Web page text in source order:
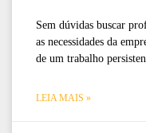
Sem dúvidas buscar
as necessidades da
de um trabalho
LEIA MAIS »